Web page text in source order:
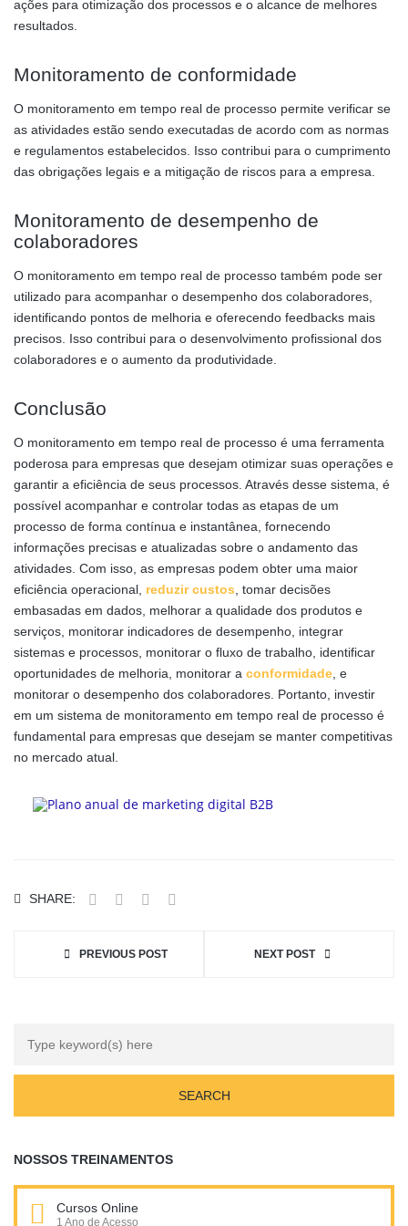
ações para otimização dos processos e o alcance de melhores
resultados.
Monitoramento de conformidade
O monitoramento em tempo real de processo permite verificar se
as atividades estão sendo executadas de acordo com as normas
e regulamentos estabelecidos. Isso contribui para o cumprimento
das obrigações legais e a mitigação de riscos para a empresa.
Monitoramento de desempenho de
colaboradores
O monitoramento em tempo real de processo também pode ser
utilizado para acompanhar o desempenho dos colaboradores,
identificando pontos de melhoria e oferecendo feedbacks mais
precisos. Isso contribui para o desenvolvimento profissional dos
colaboradores e o aumento da produtividade.
Conclusão
O monitoramento em tempo real de processo é uma ferramenta
poderosa para empresas que desejam otimizar suas operações e
garantir a eficiência de seus processos. Através desse sistema, é
possível acompanhar e controlar todas as etapas de um
processo de forma contínua e instantânea, fornecendo
informações precisas e atualizadas sobre o andamento das
atividades. Com isso, as empresas podem obter uma maior
eficiência operacional, reduzir custos , tomar decisões
embasadas em dados, melhorar a qualidade dos produtos e
serviços, monitorar indicadores de desempenho, integrar
sistemas e processos, monitorar o fluxo de trabalho, identificar
oportunidades de melhoria, monitorar a conformidade , e
monitorar o desempenho dos colaboradores. Portanto, investir
em um sistema de monitoramento em tempo real de processo é
fundamental para empresas que desejam se manter competitivas
no mercado atual.
SHARE:
PREVIOUS POST NEXT POST
NOSSOS TREINAMENTOS
Cursos Online
1 Ano de Acesso